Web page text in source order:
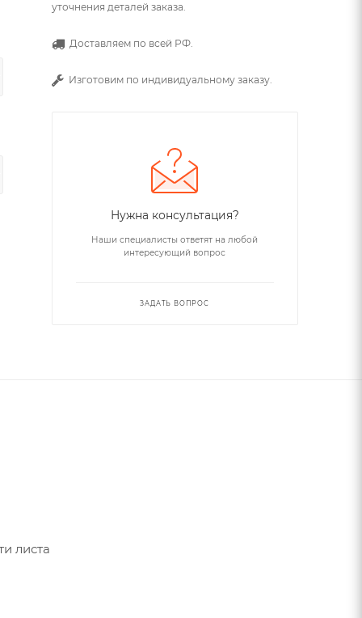
уточнения деталей заказа.
Доставляем по всей РФ.
Изготовим по индивидуальному заказу.
Нужна консультация?
Наши специалисты ответят на любой
интересующий вопрос
ЗАДАТЬ ВОПРОС
листа